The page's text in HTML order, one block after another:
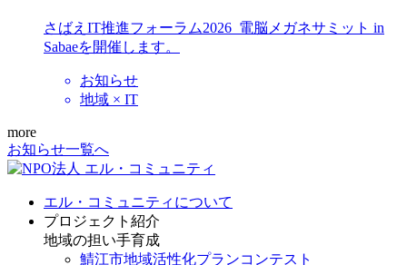
さばえIT推進フォーラム2026_電脳メガネサミット in
Sabaeを開催します。
お知らせ
地域 × IT
more
お知らせ一覧へ
エル・コミュニティについて
プロジェクト紹介
地域の担い手育成
鯖江市地域活性化プランコンテスト